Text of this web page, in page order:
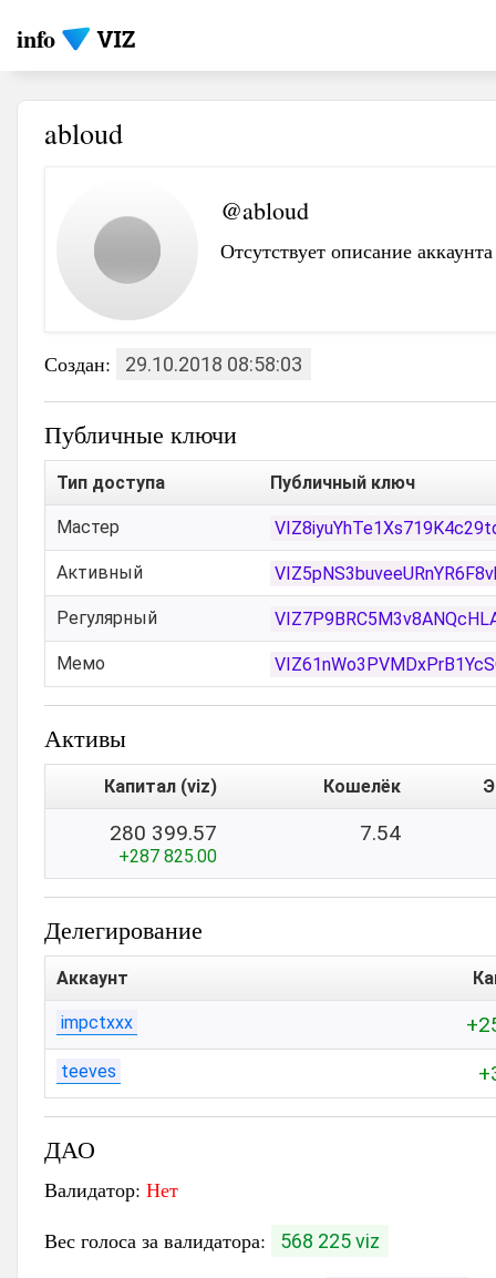
info
abloud
@abloud
Отсутствует описание аккаунта
Создан: 29.10.2018 08:58:03
Публичные ключи
Тип доступа Публичный ключ
Мастер
Активный
Регулярный
Мемо
Активы
Капитал (viz) Кошелёк
280 399.57
+287 825.00
7.54
Делегирование
Аккаунт
impctxxx
teeves
ДАО
Валидатор: Нет
Вес голоса за валидатора:
568 225 viz